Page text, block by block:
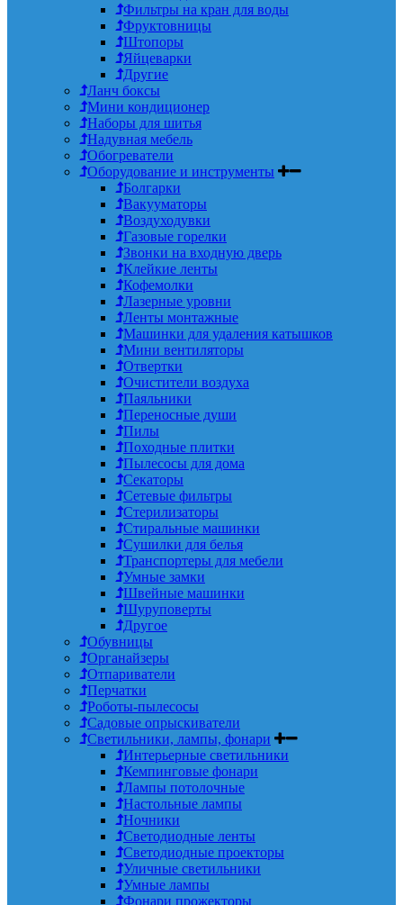
Фильтры на кран для воды
Фруктовницы
Штопоры
Яйцеварки
Другие
Ланч боксы
Мини кондиционер
Наборы для шитья
Надувная мебель
Обогреватели
Оборудование и инструменты
Болгарки
Вакууматоры
Воздуходувки
Газовые горелки
Звонки на входную дверь
Клейкие ленты
Кофемолки
Лазерные уровни
Ленты монтажные
Машинки для удаления катышков
Мини вентиляторы
Отвертки
Очистители воздуха
Паяльники
Переносные души
Пилы
Походные плитки
Пылесосы для дома
Секаторы
Сетевые фильтры
Стерилизаторы
Стиральные машинки
Сушилки для белья
Транспортеры для мебели
Умные замки
Швейные машинки
Шуруповерты
Другое
Обувницы
Органайзеры
Отпариватели
Перчатки
Роботы-пылесосы
Садовые опрыскиватели
Светильники, лампы, фонари
Интерьерные светильники
Кемпинговые фонари
Лампы потолочные
Настольные лампы
Ночники
Светодиодные ленты
Светодиодные проекторы
Уличные светильники
Умные лампы
Фонари прожекторы